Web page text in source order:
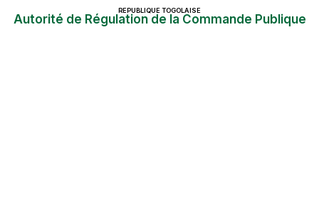
Autorité de Régulation de la Commande Publique
REPUBLIQUE TOGOLAISE